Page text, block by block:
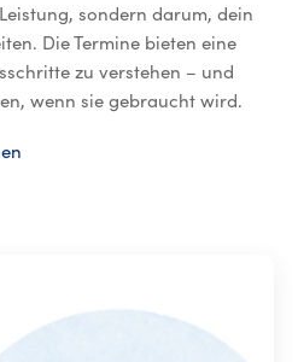
sondern darum, dein
Die Termine bieten eine
zu verstehen – und
wenn sie gebraucht wird.